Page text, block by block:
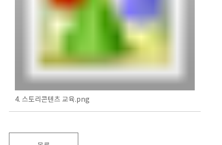
4. 스토리콘텐츠 교육.png